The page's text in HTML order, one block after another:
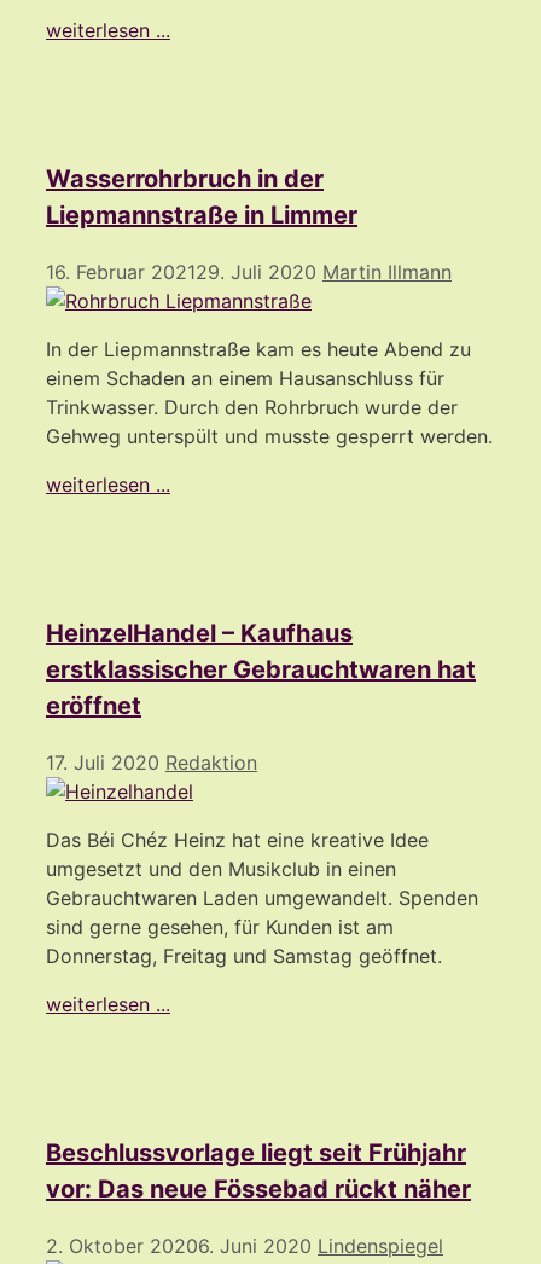
weiterlesen ...
Wasserrohrbruch in der
Liepmannstraße in Limmer
16. Februar 202129. Juli 2020 Martin Illmann
In der Liepmannstraße kam es heute Abend zu
einem Schaden an einem Hausanschluss für
Trinkwasser. Durch den Rohrbruch wurde der
Gehweg unterspült und musste gesperrt werden.
weiterlesen ...
HeinzelHandel – Kaufhaus
erstklassischer Gebrauchtwaren hat
eröffnet
17. Juli 2020 Redaktion
Das Béi Chéz Heinz hat eine kreative Idee
umgesetzt und den Musikclub in einen
Gebrauchtwaren Laden umgewandelt. Spenden
sind gerne gesehen, für Kunden ist am
Donnerstag, Freitag und Samstag geöffnet.
weiterlesen ...
Beschlussvorlage liegt seit Frühjahr
vor: Das neue Fössebad rückt näher
2. Oktober 20206. Juni 2020 Lindenspiegel